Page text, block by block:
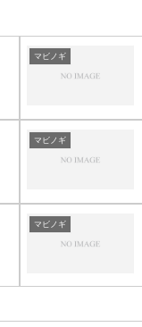
マビノギ
マビノギ
マビノギ